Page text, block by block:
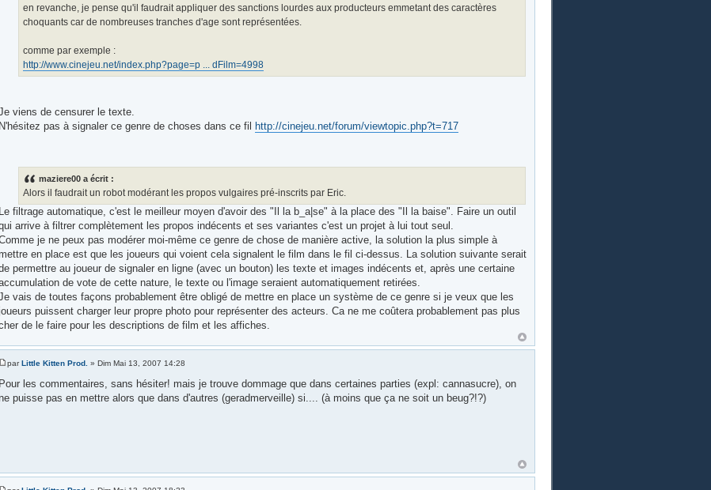
en revanche, je pense qu'il faudrait appliquer des sanctions lourdes aux producteurs emmetant des caractères
choquants car de nombreuses tranches d'age sont représentées.
comme par exemple :
http://www.cinejeu.net/index.php?page=p ... dFilm=4998
viens de censurer le texte.
N'hésitez pas à signaler ce genre de choses dans ce fil http://cinejeu.net/forum/viewtopic.php?t=717
maziere00 a écrit :
Alors il faudrait un robot modérant les propos vulgaires pré-inscrits par Eric.
Le filtrage automatique, c'est le meilleur moyen d'avoir des "Il la b_a|se" à la place des "Il la baise". Faire un outil
arrive à filtrer complètement les propos indécents et ses variantes c'est un projet à lui tout seul.
je ne peux pas modérer moi-même ce genre de chose de manière active, la solution la plus simple à
en place est que les joueurs qui voient cela signalent le film dans le fil ci-dessus. La solution suivante serait
permettre au joueur de signaler en ligne (avec un bouton) les texte et images indécents et, après une certaine
de vote de cette nature, le texte ou l'image seraient automatiquement retirées.
vais de toutes façons probablement être obligé de mettre en place un système de ce genre si je veux que les
puissent charger leur propre photo pour représenter des acteurs. Ca ne me coûtera probablement pas plus
de le faire pour les descriptions de film et les affiches.
parLittle Kitten Prod. » Dim Mai 13, 2007 14:28
Pour les commentaires, sans hésiter! mais je trouve dommage que dans certaines parties (expl: cannasucre), on
ne puisse pas en mettre alors que dans d'autres (geradmerveille) si.... (à moins que ça ne soit un beug?!?)